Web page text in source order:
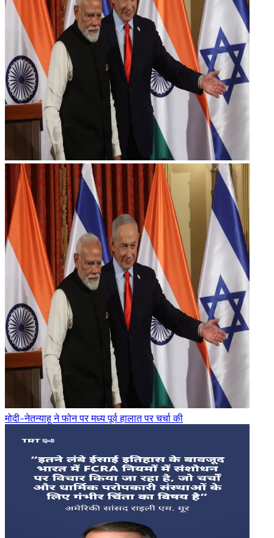
मोदी-नेतन्याहू ने फोन पर मध्य पूर्व हालात पर चर्चा की